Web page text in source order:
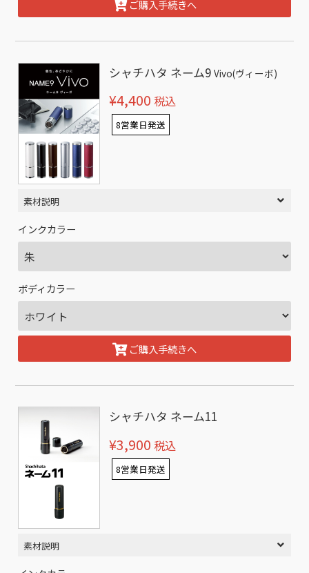
ご購入手続きへ
シャチハタ ネーム9Vivo(ヴィーボ)
¥4,400 税込
8営業日発送
素材説明
インクカラー
ボディカラー
ご購入手続きへ
シャチハタ ネーム11
¥3,900 税込
8営業日発送
素材説明